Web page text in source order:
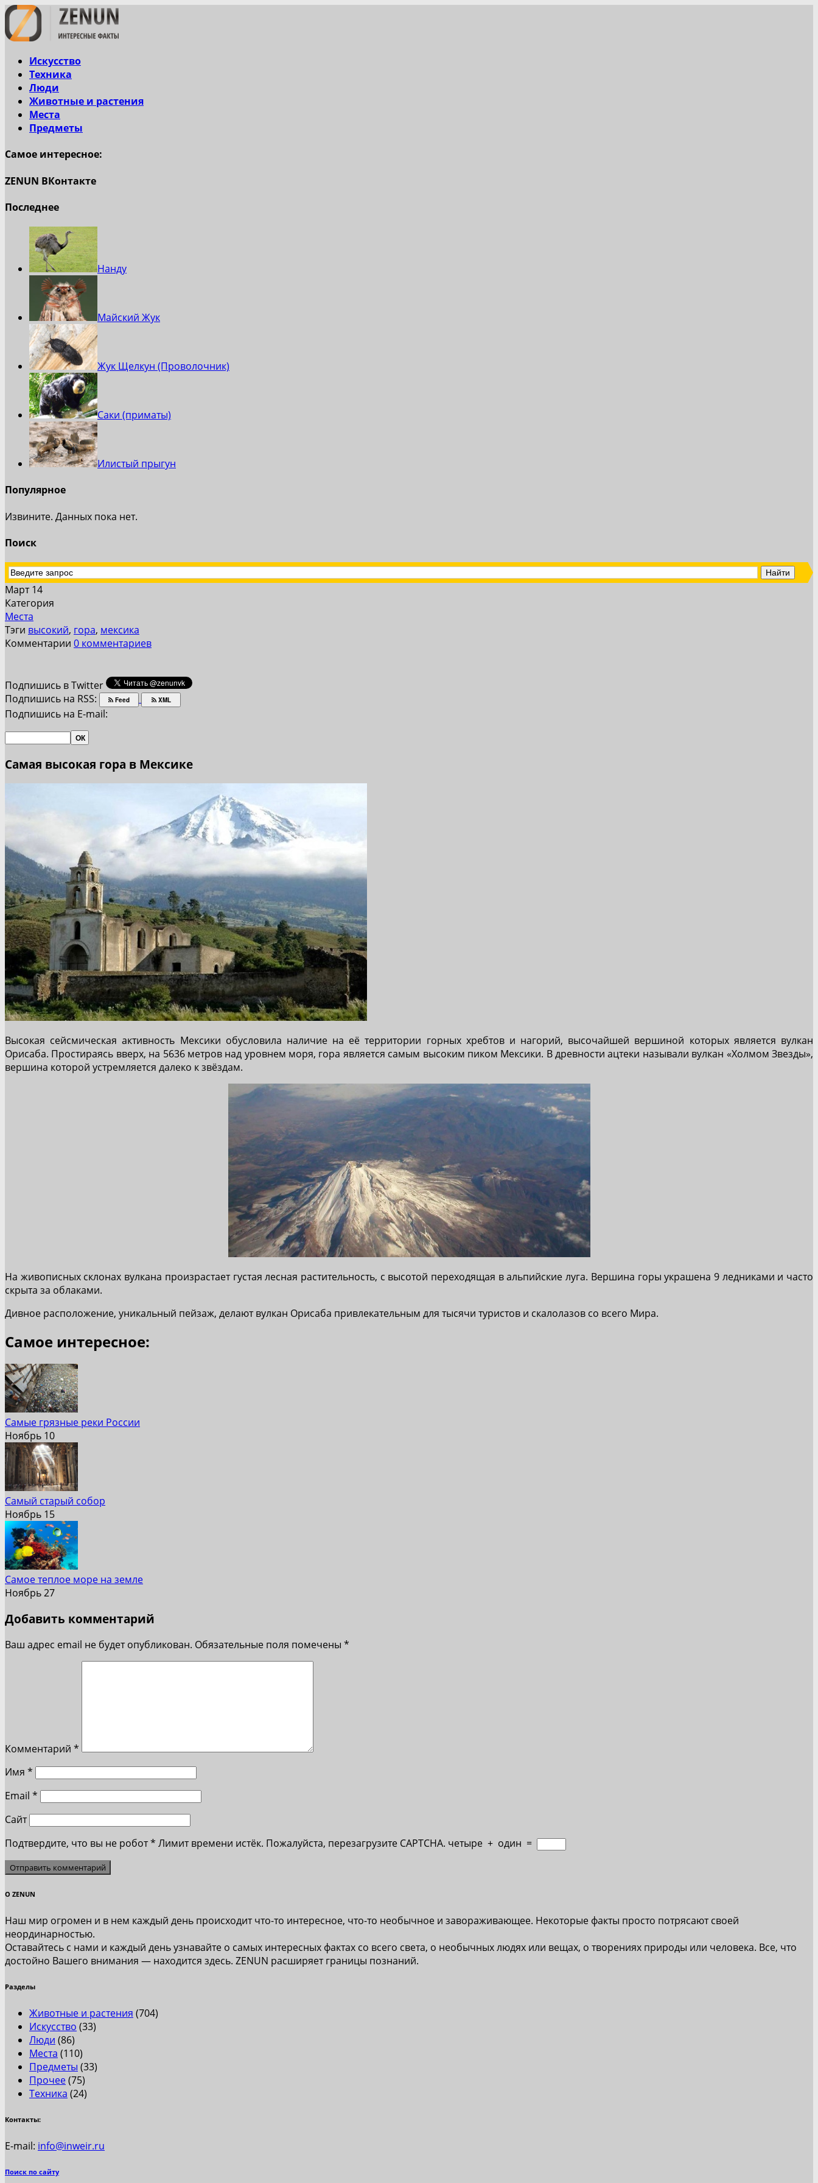
Искусство
Техника
Люди
Животные и растения
Места
Предметы
Самое интересное:
ZENUN ВКонтакте
Последнее
Нанду
Майский Жук
Жук Щелкун (Проволочник)
Саки (приматы)
Илистый прыгун
Популярное
Извините. Данных пока нет.
Поиск
Март 14
Категория
Места
Тэги высокий, гора, мексика
Комментарии 0 комментариев
Подпишись в Twitter
Подпишись на RSS:
Feed XML
Подпишись на E-mail:
Самая высокая гора в Мексике
Высокая сейсмическая активность Мексики обусловила наличие на её территории горных хребтов и нагорий, высочайшей вершиной которых является вулкан
Орисаба. Простираясь вверх, на 5636 метров над уровнем моря, гора является самым высоким пиком Мексики. В древности ацтеки называли вулкан «Холмом Звезды»,
вершина которой устремляется далеко к звёздам.
На живописных склонах вулкана произрастает густая лесная растительность, с высотой переходящая в альпийские луга. Вершина горы украшена 9 ледниками и часто
скрыта за облаками.
Дивное расположение, уникальный пейзаж, делают вулкан Орисаба привлекательным для тысячи туристов и скалолазов со всего Мира.
Самое интересное:
Самые грязные реки России
Ноябрь 10
Самый старый собор
Ноябрь 15
Самое теплое море на земле
Ноябрь 27
Добавить комментарий
Ваш адрес email не будет опубликован. Обязательные поля помечены *
Комментарий *
Имя *
Email *
Сайт
Подтвердите, что вы не робот* Лимит времени истёк. Пожалуйста, перезагрузите CAPTCHA. четыре + один =
О ZENUN
Наш мир огромен и в нем каждый день происходит что-то интересное, что-то необычное и завораживающее. Некоторые факты просто потрясают своей
неординарностью.
Оставайтесь с нами и каждый день узнавайте о самых интересных фактах со всего света, о необычных людях или вещах, о творениях природы или человека. Все, что
достойно Вашего внимания — находится здесь. ZENUN расширяет границы познаний.
Разделы
Животные и растения (704)
Искусство (33)
Люди (86)
Места (110)
Предметы (33)
Прочее(75)
Техника (24)
Контакты:
E-mail: info@inweir.ru
Поиск по сайту